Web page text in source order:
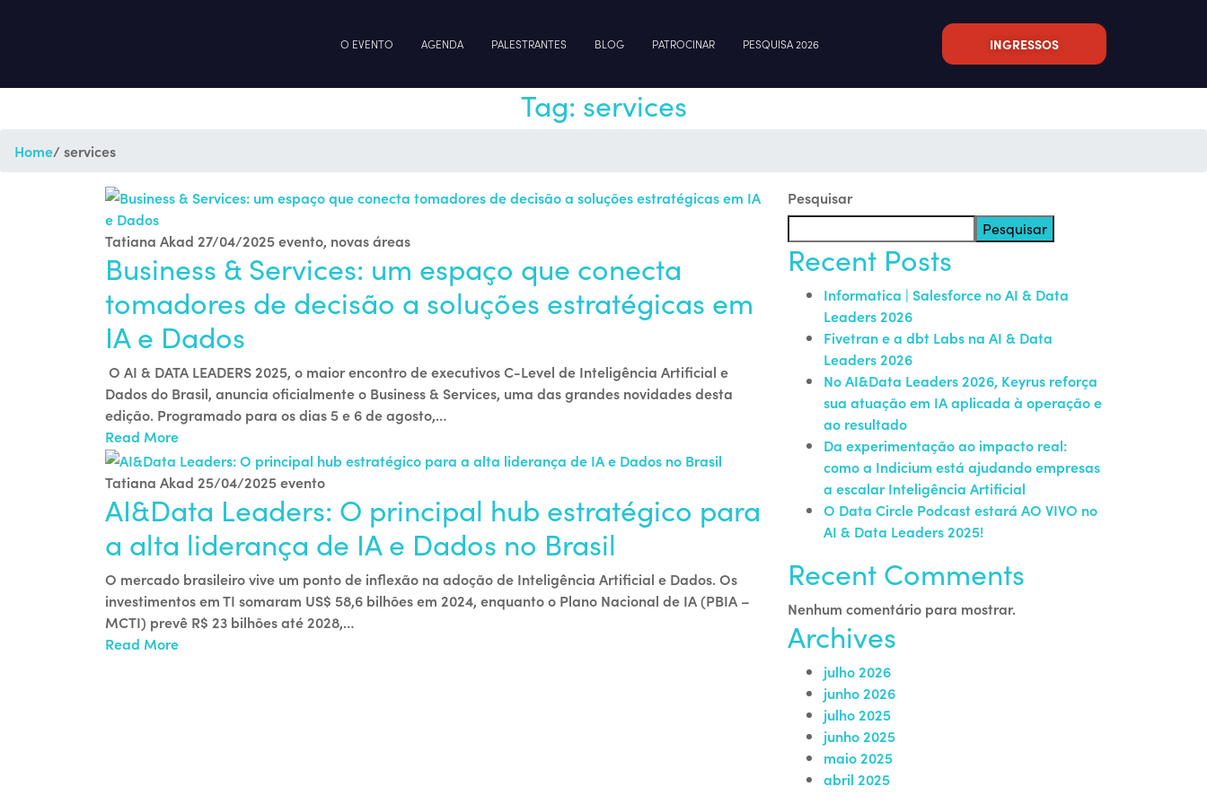
O EVENTO AGENDA PALESTRANTES BLOG PATROCINAR PESQUISA 2026 INGRESSOS
Tag: services
Home/ services
Tatiana Akad 27/04/2025evento, novas áreas
Business & Services: um espaço que conecta
tomadores de decisão a soluções estratégicas em
IA e Dados
O AI & DATA LEADERS 2025, o maior encontro de executivos C-Level de Inteligência Artificial e
Dados do Brasil, anuncia oficialmente o Business & Services, uma das grandes novidades desta
edição. Programado para os dias 5 e 6 de agosto,…
Read More
Tatiana Akad 25/04/2025evento
AI&Data Leaders: O principal hub estratégico para
a alta liderança de IA e Dados no Brasil
O mercado brasileiro vive um ponto de inflexão na adoção de Inteligência Artificial e Dados. Os
investimentos em TI somaram US$ 58,6 bilhões em 2024, enquanto o Plano Nacional de IA (PBIA –
MCTI) prevê R$ 23 bilhões até 2028,…
Read More
Pesquisar
Pesquisar
Recent Posts
Informatica | Salesforce no AI & Data
Leaders 2026
Fivetran e a dbt Labs na AI & Data
Leaders 2026
No AI&Data Leaders 2026, Keyrus reforça
sua atuação em IA aplicada à operação e
ao resultado
Da experimentação ao impacto real:
como a Indicium está ajudando empresas
a escalar Inteligência Artificial
O Data Circle Podcast estará AO VIVO no
AI & Data Leaders 2025!
Recent Comments
Nenhum comentário para mostrar.
Archives
julho 2026
junho 2026
julho 2025
junho 2025
maio 2025
abril 2025